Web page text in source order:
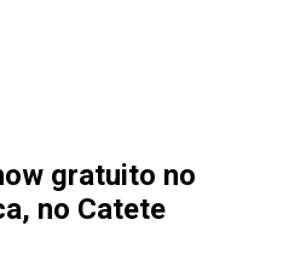
gratuito no
no Catete